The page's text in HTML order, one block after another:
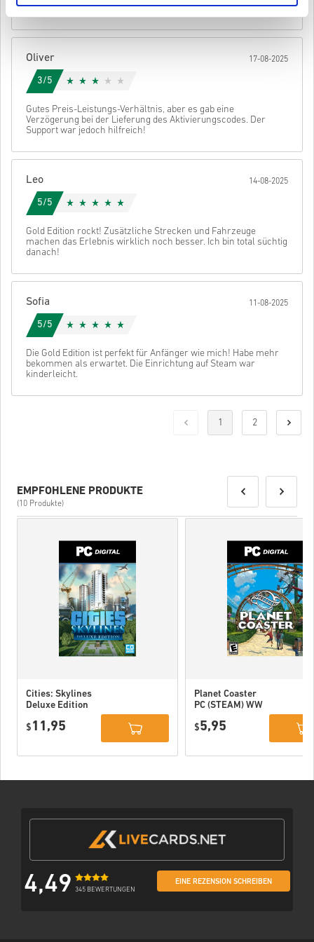
• Schließe deine Bestellung ab
Danach erhältst du eine E-Mail mit einem sicheren Link zu deinem
Code.
wenigen Minuten erhalten und konnte sofort losspielen!
Oliver 17-08-2025
3/5
Gutes Preis-Leistungs-Verhältnis, aber es gab eine
Verzögerung bei der Lieferung des Aktivierungscodes. Der
Support war jedoch hilfreich!
Leo 14-08-2025
5/5
Gold Edition rockt! Zusätzliche Strecken und Fahrzeuge
machen das Erlebnis wirklich noch besser. Ich bin total süchtig
danach!
Sofia 11-08-2025
5/5
Die Gold Edition ist perfekt für Anfänger wie mich! Habe mehr
bekommen als erwartet. Die Einrichtung auf Steam war
kinderleicht.
1 2
EMPFOHLENE PRODUKTE
(10 Produkte)
Cities: Skylines
Deluxe Edition
$ 11,95
Planet Coaster
PC (STEAM) WW
$5,95
4,49 345 BEWERTUNGEN
EINE REZENSION SCHREIBEN